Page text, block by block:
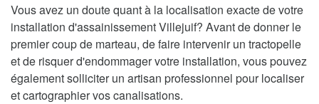
Vous avez un doute quant à la localisation exacte de votre
installation d'assainissement Villejuif? Avant de donner le
premier coup de marteau, de faire intervenir un tractopelle
et de risquer d'endommager votre installation, vous pouvez
également solliciter un artisan professionnel pour localiser
et cartographier vos canalisations.